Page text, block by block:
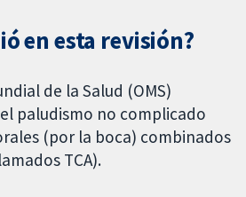
en esta revisión?
de la Salud (OMS)
paludismo no complicado
(por la boca) combinados
TCA).